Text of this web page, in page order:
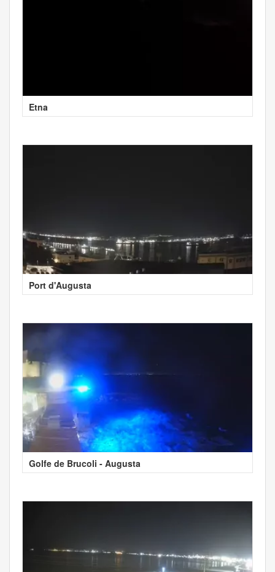
Etna
Port d'Augusta
Golfe de Brucoli - Augusta